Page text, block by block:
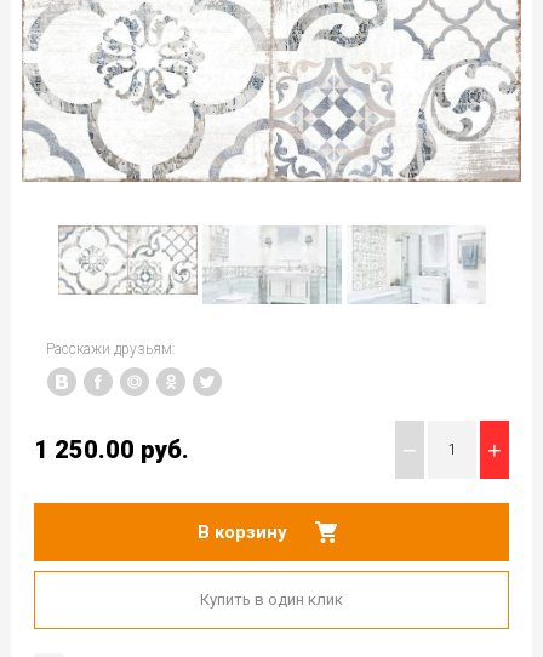
Расскажи друзьям:
1 250.00 руб. − +
В корзину
Купить в один клик